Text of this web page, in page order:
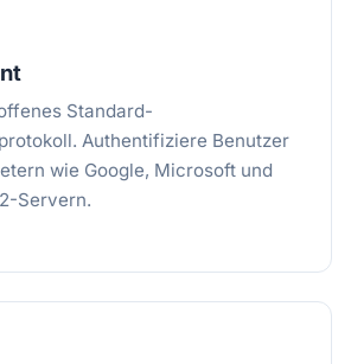
Standard-
Authentifiziere Benutzer
wie Google, Microsoft und
Servern.